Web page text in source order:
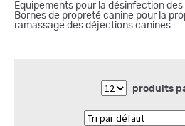
Equipements pour la désinfection des
Bornes de propreté canine pour la
ramassage des déjections canines.
produits